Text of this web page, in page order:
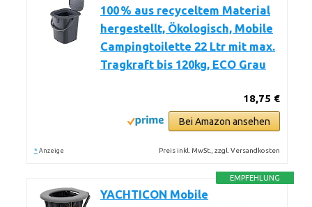
100 % aus recyceltem Material
hergestellt, Ökologisch, Mobile
Campingtoilette 22 Ltr mit max.
Tragkraft bis 120kg, ECO Grau
18,75 €
Bei Amazon ansehen
* Anzeige Preis inkl. MwSt., zzgl. Versandkosten
EMPFEHLUNG
YACHTICON Mobile